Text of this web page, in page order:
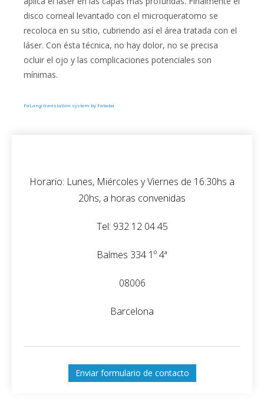
disco corneal levantado con el microqueratomo se
recoloca en su sitio, cubriendo así el área tratada con el
láser. Con ésta técnica, no hay dolor, no se precisa
ocluir el ojo y las complicaciones potenciales son
mínimas.
FaLang translation system by Faboba
Horario: Lunes, Miércoles y Viernes de 16:30hs a
20hs, a horas convenidas
Tel: 932 12 04 45
Balmes 334 1º 4ª
08006
Barcelona
Enviar formulario de contacto